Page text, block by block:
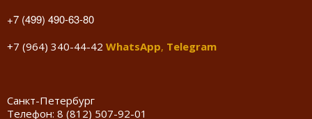
+7 (499) 490-63-80
+7 (964) 340-44-42 WhatsApp, Telegram
Санкт-Петербург
Телефон: 8 (812) 507-92-01